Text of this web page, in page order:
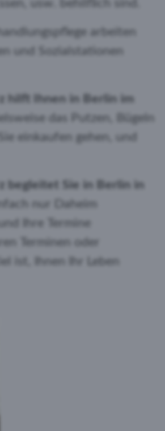
usw. behilflich sind.
arbeiten
und Sozialstationen
hilft Ihnen in Berlin im
das Putzen, Bügeln
einkaufen gehen, und
begleitet Sie in Berlin in
nur Daheim
Ihre Termine
Terminen oder
ist, Ihnen Ihr Leben